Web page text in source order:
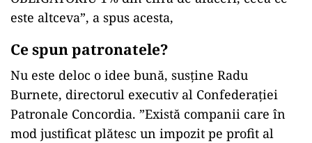
este altceva”, a spus acesta,
Ce spun patronatele?
Nu este deloc o idee bună, susține Radu
Burnete, directorul executiv al Confederației
Patronale Concordia. ”Există companii care în
mod justificat plătesc un impozit pe profit al